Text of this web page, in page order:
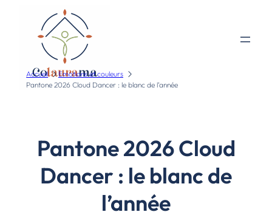
Accueil
Emotions et couleurs
Pantone 2026 Cloud Dancer : le blanc de l’année
Pantone 2026 Cloud
Dancer : le blanc de
l’année